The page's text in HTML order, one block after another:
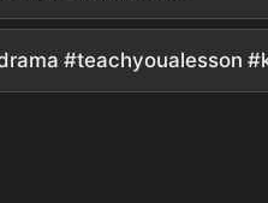
#teachyoualesson